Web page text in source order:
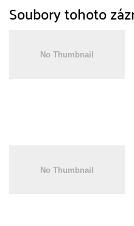
Soubory tohoto